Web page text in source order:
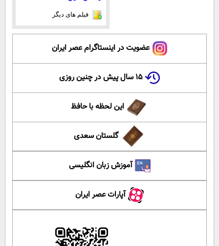
فیلم های دیگر
عضویت در اینستاگرام عصر ایران
۱۵ سال پیش در چنین روزی
این لحظه با حافظ
گلستان سعدی
آموزش زبان انگلیسی
آپارات عصر ایران